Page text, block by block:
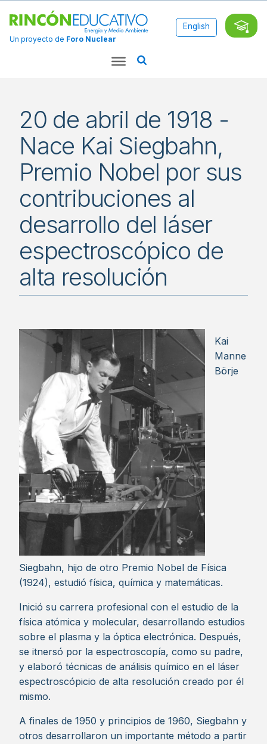
Un proyecto de Foro Nuclear
English
20 de abril de 1918 -
Nace Kai Siegbahn,
Premio Nobel por sus
contribuciones al
desarrollo del láser
espectroscópico de
alta resolución
Kai
Manne
Börje
Siegbahn, hijo de otro Premio Nobel de Física
(1924), estudió física, química y matemáticas.
Inició su carrera profesional con el estudio de la
física atómica y molecular, desarrollando estudios
sobre el plasma y la óptica electrónica. Después,
se itnersó por la espectroscopía, como su padre,
y elaboró técnicas de análisis químico en el láser
espectroscópicio de alta resolución creado por él
mismo.
A finales de 1950 y principios de 1960, Siegbahn y
otros desarrollaron un importante método a partir